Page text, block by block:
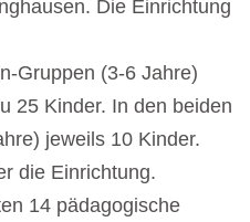
Die Einrichtung
Gruppen (3-6 Jahre)
25 Kinder. In den beiden
jeweils 10 Kinder.
die Einrichtung.
14 pädagogische